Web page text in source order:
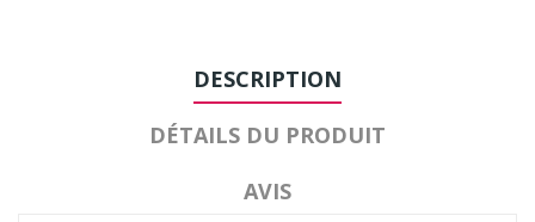
DESCRIPTION
DÉTAILS DU PRODUIT
AVIS